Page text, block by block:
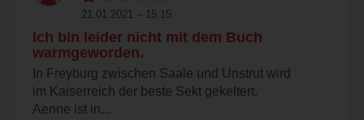
21.01.2021 – 15:15
Ich bin leider nicht mit dem Buch
warmgeworden.
In Freyburg zwischen Saale und Unstrut wird
im Kaiserreich der beste Sekt gekeltert.
Aenne ist in...